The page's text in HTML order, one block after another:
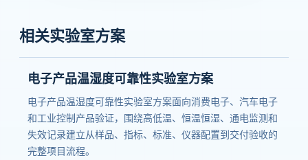
相关实验室方案
电子产品温湿度可靠性实验室方案
电子产品温湿度可靠性实验室方案面向消费电子、汽车电子
和工业控制产品验证，围绕高低温、恒温恒湿、通电监测和
失效记录建立从样品、指标、标准、仪器配置到交付验收的
完整项目流程。